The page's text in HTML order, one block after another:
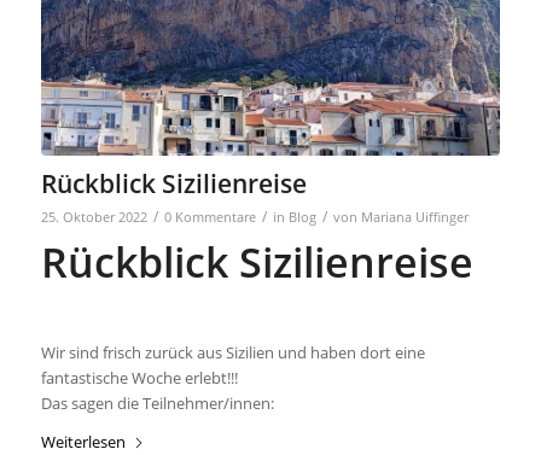
Rückblick Sizilienreise
25. Oktober 2022 / 0 Kommentare / in Blog / von Mariana Uiffinger
Rückblick Sizilienreise
Wir sind frisch zurück aus Sizilien und haben dort eine
fantastische Woche erlebt!!!
Das sagen die Teilnehmer/innen:
Weiterlesen